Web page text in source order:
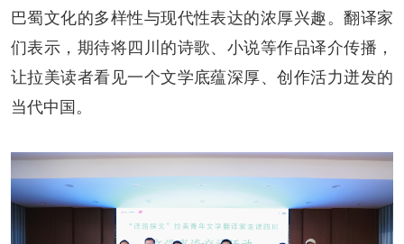
巴蜀文化的多样性与现代性表达的浓厚兴趣。翻译家
们表示，期待将四川的诗歌、小说等作品译介传播，
让拉美读者看见一个文学底蕴深厚、创作活力迸发的
当代中国。